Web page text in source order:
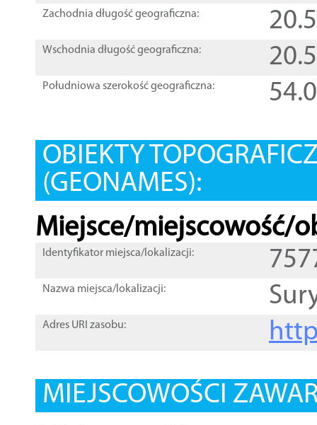
Zachodnia długość geograficzna:
Wschodnia długość geograficzna:
Południowa szerokość geograficzna:
OBIEKTY
(GEONAMES):
Miejsce/miejscowość/
Identyfikator miejsca/lokalizacji:
Nazwa miejsca/lokalizacji:
Adres URI zasobu:
MIEJSCOWOŚCI